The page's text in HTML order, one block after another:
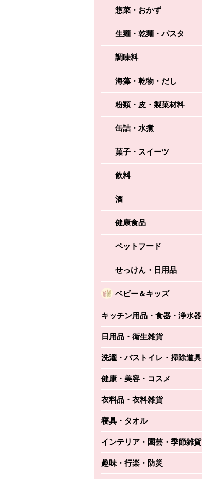
惣菜・おかず
生麺・乾麺・パスタ
調味料
海藻・乾物・だし
粉類・皮・製菓材料
缶詰・水煮
菓子・スイーツ
飲料
酒
健康食品
ペットフード
せっけん・日用品
ベビー＆キッズ
キッチン用品・食器・浄水器
日用品・衛生雑貨
洗濯・バストイレ・掃除道具
健康・美容・コスメ
衣料品・衣料雑貨
寝具・タオル
インテリア・園芸・季節雑貨
趣味・行楽・防災